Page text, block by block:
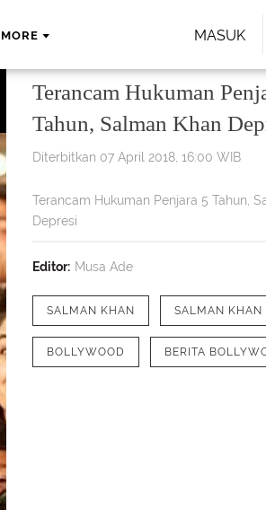
MORE MASUK
Terancam Hukuman
Tahun, Salman Khan
Diterbitkan 07 April 2018, 16:00 WIB
Terancam Hukuman Penjara 5 Tahun,
Depresi
Editor: Musa Ade
SALMAN KHAN SALMAN KHAN
BOLLYWOOD BERITA